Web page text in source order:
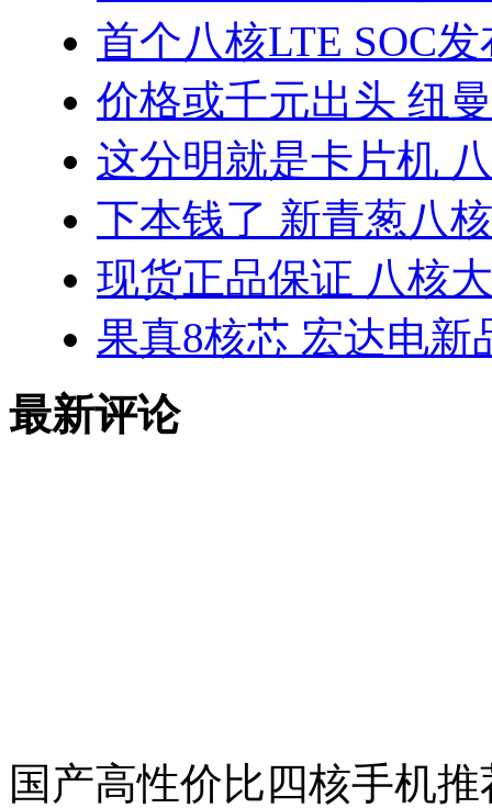
首个八核LTE SOC
价格或千元出头 纽
这分明就是卡片机
下本钱了 新青葱八
现货正品保证 八核
果真8核芯 宏达电新
最新评论
国产高性价比四核手机推